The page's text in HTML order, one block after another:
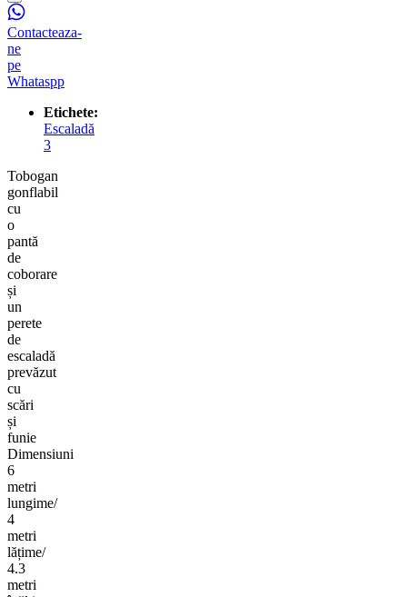
Contacteaza-
ne
pe
Whataspp
Etichete:
Escaladă
3
Tobogan
gonflabil
cu
o
pantă
de
coborare
și
un
perete
de
escaladă
prevăzut
cu
scări
și
funie
Dimensiuni
6
metri
lungime/
4
metri
lățime/
4.3
metri